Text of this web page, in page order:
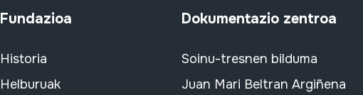
Fundazioa
Historia
Helburuak
Dokumentazio zentroa
Soinu-tresnen bilduma
Juan Mari Beltran Argiñena